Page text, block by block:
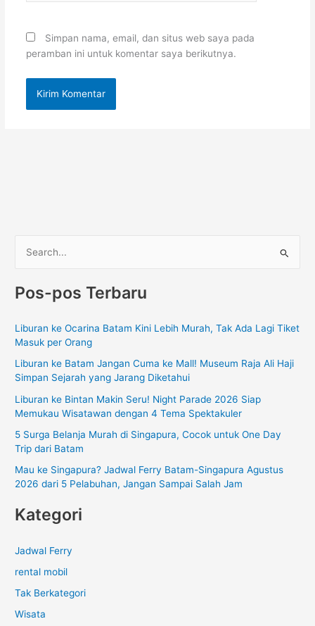
Simpan nama, email, dan situs web saya pada
peramban ini untuk komentar saya berikutnya.
r
u
t
Pos-pos Terbaru
Liburan ke Ocarina Batam Kini Lebih Murah, Tak Ada Lagi Tiket
Masuk per Orang
Liburan ke Batam Jangan Cuma ke Mall! Museum Raja Ali Haji
Simpan Sejarah yang Jarang Diketahui
Liburan ke Bintan Makin Seru! Night Parade 2026 Siap
Memukau Wisatawan dengan 4 Tema Spektakuler
5 Surga Belanja Murah di Singapura, Cocok untuk One Day
Trip dari Batam
Mau ke Singapura? Jadwal Ferry Batam-Singapura Agustus
2026 dari 5 Pelabuhan, Jangan Sampai Salah Jam
Kategori
Jadwal Ferry
rental mobil
Tak Berkategori
Wisata